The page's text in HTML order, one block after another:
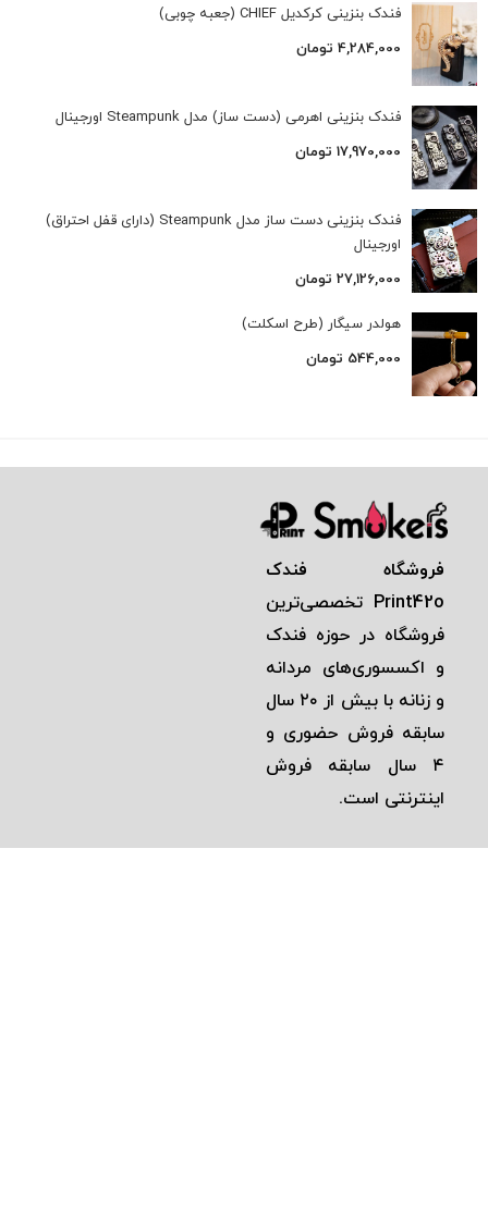
فندک بنزینی کرکدیل CHIEF (جعبه چوبی)
4,284,000 تومان
فندک بنزینی اهرمی (دست ساز) مدل Steampunk اورجینال
17,970,000 تومان
فندک بنزینی دست ساز مدل Steampunk (دارای قفل احتراق)
اورجینال
27,126,000 تومان
هولدر سیگار (طرح اسکلت)
544,000 تومان
فروشگاه فندک
Print42o تخصصی‌ترين
فروشگاه در حوزه فندک
و اكسسوری‌های مردانه
و زنانه با بيش از ٢٠ سال
سابقه فروش حضوری و
٤ سال سابقه فروش
اينترنتی است.